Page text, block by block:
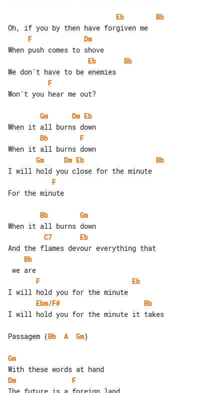
Eb
Bb
F
Dm
Eb
Bb
F
Won't you hear me out?
Gm Dm Eb
Bb
F
Gm
Dm Eb
Bb
F
For the minute
Bb
Gm
C7
Eb
Bb
F
Eb
Ebm/F#
Bb
I will hold you for the minute it takes
Passagem (Bb A Gm)
Gm
Dm
F